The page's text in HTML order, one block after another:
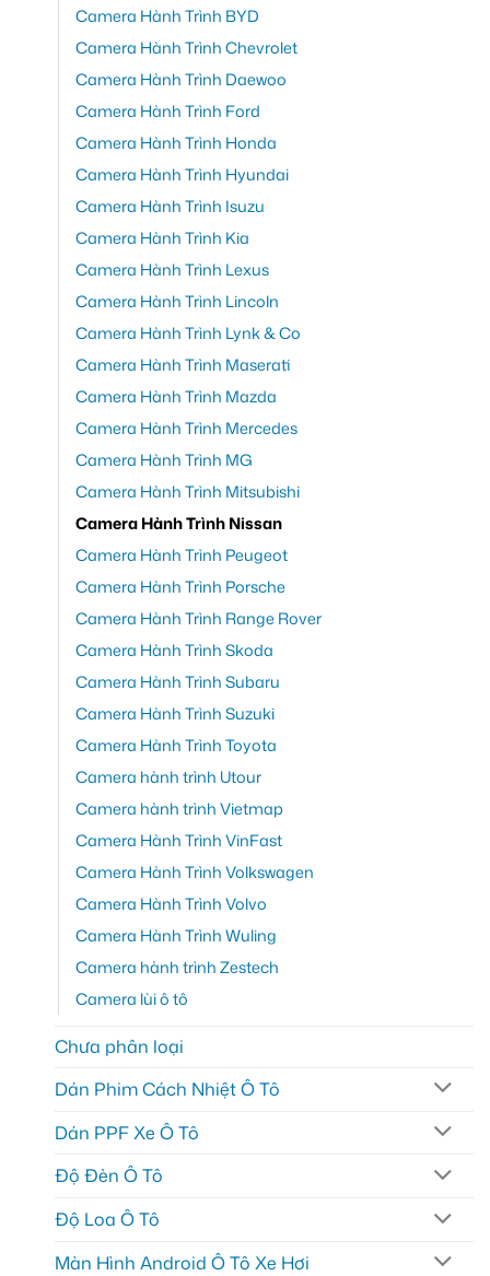
Camera Hành Trình BYD
Camera Hành Trình Chevrolet
Camera Hành Trình Daewoo
Camera Hành Trình Ford
Camera Hành Trình Honda
Camera Hành Trình Hyundai
Camera Hành Trình Isuzu
Camera Hành Trình Kia
Camera Hành Trình Lexus
Camera Hành Trình Lincoln
Camera Hành Trình Lynk & Co
Camera Hành Trình Maserati
Camera Hành Trình Mazda
Camera Hành Trình Mercedes
Camera Hành Trình MG
Camera Hành Trình Mitsubishi
Camera Hành Trình Nissan
Camera Hành Trình Peugeot
Camera Hành Trình Porsche
Camera Hành Trình Range Rover
Camera Hành Trình Skoda
Camera Hành Trình Subaru
Camera Hành Trình Suzuki
Camera Hành Trình Toyota
Camera hành trình Utour
Camera hành trình Vietmap
Camera Hành Trình VinFast
Camera Hành Trình Volkswagen
Camera Hành Trình Volvo
Camera Hành Trình Wuling
Camera hành trình Zestech
Camera lùi ô tô
Chưa phân loại
Dán Phim Cách Nhiệt Ô Tô
Dán PPF Xe Ô Tô
Độ Đèn Ô Tô
Độ Loa Ô Tô
Màn Hình Android Ô Tô Xe Hơi